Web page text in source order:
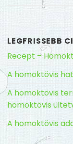
LEGFRISSEBB
Recept –
A homoktövis
A homoktövis
homoktövis
A homoktövis